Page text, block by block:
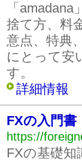
「
捨て方、料
意点、特典
にとって安
す。
詳細情報
FXの入門書
https://
FXの基礎知